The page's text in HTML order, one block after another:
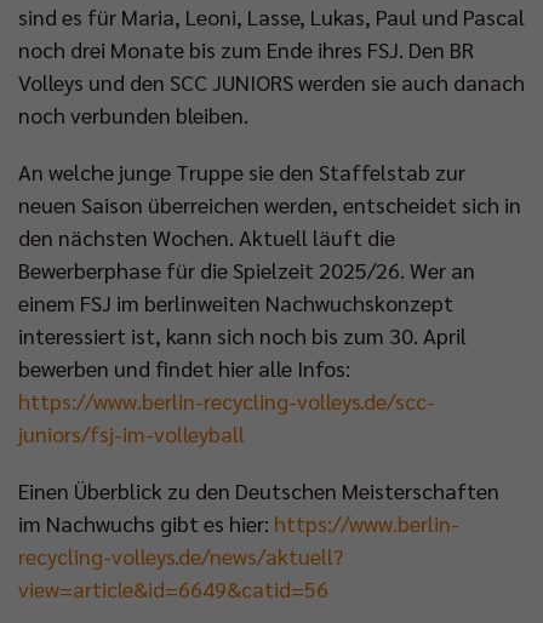
sind es für Maria, Leoni, Lasse, Lukas, Paul und Pascal
noch drei Monate bis zum Ende ihres FSJ. Den BR
Volleys und den SCC JUNIORS werden sie auch danach
noch verbunden bleiben.
An welche junge Truppe sie den Staffelstab zur
neuen Saison überreichen werden, entscheidet sich in
den nächsten Wochen. Aktuell läuft die
Bewerberphase für die Spielzeit 2025/26. Wer an
einem FSJ im berlinweiten Nachwuchskonzept
interessiert ist, kann sich noch bis zum 30. April
bewerben und findet hier alle Infos:
https://www.berlin-recycling-volleys.de/scc-
juniors/fsj-im-volleyball
Einen Überblick zu den Deutschen Meisterschaften
im Nachwuchs gibt es hier: https://www.berlin-
recycling-volleys.de/news/aktuell?
view=article&id=6649&catid=56